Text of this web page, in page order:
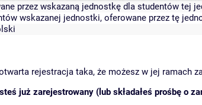
przez wskazaną jednostkę dla studentów tej
wskazanej jednostki, oferowane przez tę
rejestracja taka, że możesz w jej ramach
już zarejestrowany (lub składałeś prośbę o